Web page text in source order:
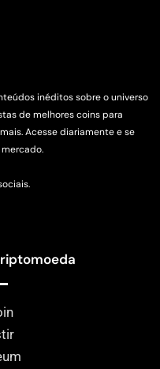
inéditos sobre o universo
de melhores coins para
Acesse diariamente e se